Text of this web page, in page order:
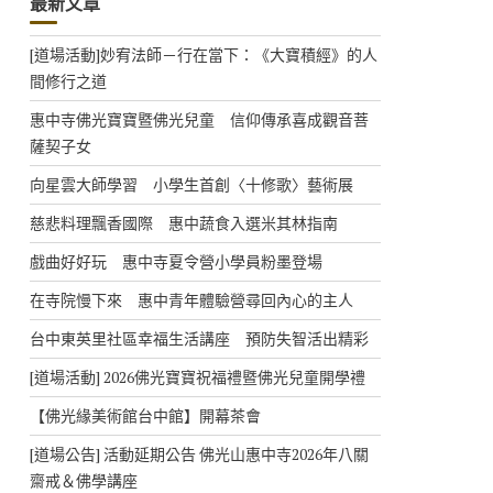
[道場活動]妙宥法師－行在當下：《大寶積經》的人
間修行之道
惠中寺佛光寶寶暨佛光兒童 信仰傳承喜成觀音菩
薩契子女
向星雲大師學習 小學生首創〈十修歌〉藝術展
慈悲料理飄香國際 惠中蔬食入選米其林指南
戲曲好好玩 惠中寺夏令營小學員粉墨登場
在寺院慢下來 惠中青年體驗營尋回內心的主人
台中東英里社區幸福生活講座 預防失智活出精彩
[道場活動] 2026佛光寶寶祝福禮暨佛光兒童開學禮
【佛光緣美術館台中館】開幕茶會
[道場公告] 活動延期公告 佛光山惠中寺2026年八關
齋戒＆佛學講座